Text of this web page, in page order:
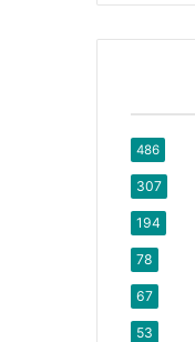
486
307
194
78
67
53